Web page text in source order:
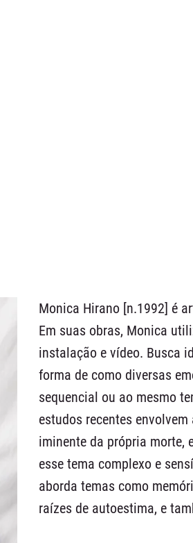
Monica Hirano [n.1992] é
Em suas obras, Monica
instalação e vídeo. Busca
forma de como diversas
sequencial ou ao mesmo
estudos recentes
iminente da própria morte,
esse tema complexo e
aborda temas como
raízes de autoestima, e